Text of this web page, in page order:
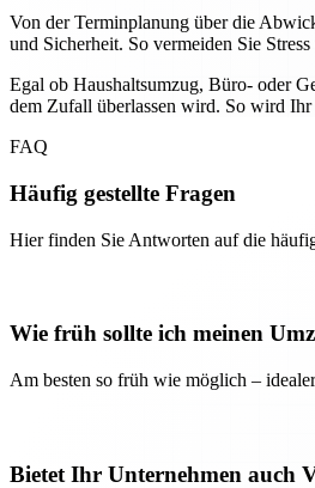
Von der Terminplanung über die
und Sicherheit. So vermeiden Sie
Egal ob Haushaltsumzug, Büro- oder
dem Zufall überlassen wird. So wird
FAQ
Häufig gestellte Fragen
Hier finden Sie Antworten auf die
Wie früh sollte ich meinen
Am besten so früh wie möglich –
Bietet Ihr Unternehmen auch